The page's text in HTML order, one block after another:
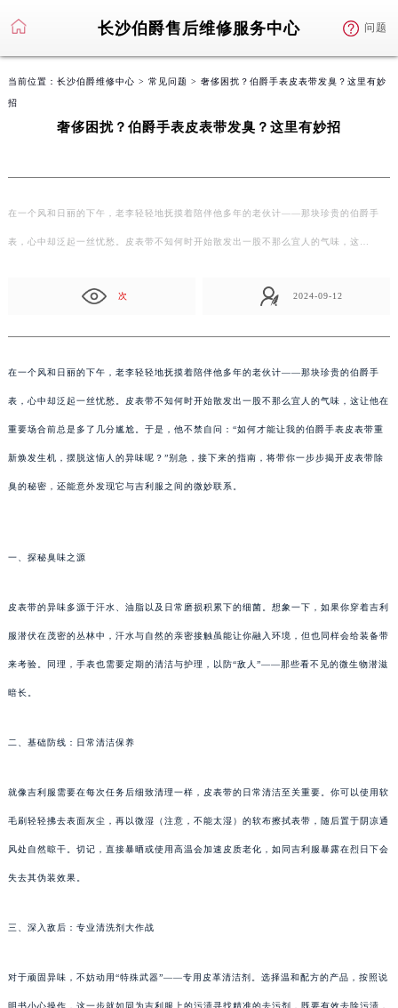
长沙伯爵售后维修服务中心 问题
当前位置： 长沙伯爵维修中心 > 常见问题 > 奢侈困扰？伯爵手表皮表带发臭？这里有妙
招
奢侈困扰？伯爵手表皮表带发臭？这里有妙招
在一个风和日丽的下午，老李轻轻地抚摸着陪伴他多年的老伙计——那块珍贵的伯爵手
表，心中却泛起一丝忧愁。皮表带不知何时开始散发出一股不那么宜人的气味，这…
次 2024-09-12
在一个风和日丽的下午，老李轻轻地抚摸着陪伴他多年的老伙计——那块珍贵的伯爵手
表，心中却泛起一丝忧愁。皮表带不知何时开始散发出一股不那么宜人的气味，这让他在
重要场合前总是多了几分尴尬。于是，他不禁自问：“如何才能让我的伯爵手表皮表带重
新焕发生机，摆脱这恼人的异味呢？”别急，接下来的指南，将带你一步步揭开皮表带除
臭的秘密，还能意外发现它与吉利服之间的微妙联系。
一、探秘臭味之源
皮表带的异味多源于汗水、油脂以及日常磨损积累下的细菌。想象一下，如果你穿着吉利
服潜伏在茂密的丛林中，汗水与自然的亲密接触虽能让你融入环境，但也同样会给装备带
来考验。同理，手表也需要定期的清洁与护理，以防“敌人”——那些看不见的微生物潜滋
暗长。
二、基础防线：日常清洁保养
就像吉利服需要在每次任务后细致清理一样，皮表带的日常清洁至关重要。你可以使用软
毛刷轻轻拂去表面灰尘，再以微湿（注意，不能太湿）的软布擦拭表带，随后置于阴凉通
风处自然晾干。切记，直接暴晒或使用高温会加速皮质老化，如同吉利服暴露在烈日下会
失去其伪装效果。
三、深入敌后：专业清洗剂大作战
对于顽固异味，不妨动用“特殊武器”——专用皮革清洁剂。选择温和配方的产品，按照说
明书小心操作，这一步就如同为吉利服上的污渍寻找精准的去污剂，既要有效去除污渍，